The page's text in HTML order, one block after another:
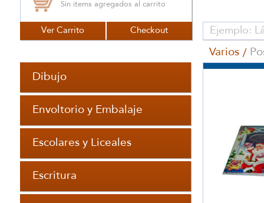
Sin items agregados al carrito
Ver Carrito Checkout
Dibujo
Envoltorio y Embalaje
Escolares y Liceales
Escritura
Varios